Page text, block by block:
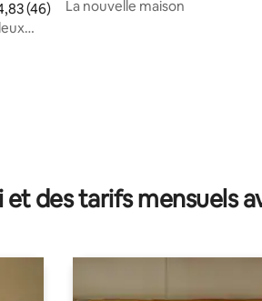
: 4,97 sur 5
moyenne sur la base de 46
(46)
La nouvelle maison
des tarifs mensuels